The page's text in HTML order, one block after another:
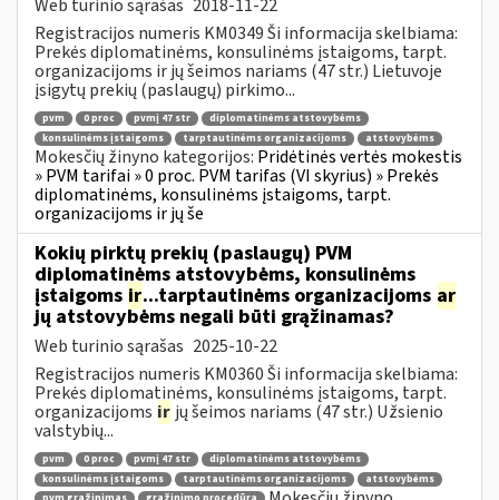
Web turinio sąrašas 2018-11-22
Registracijos numeris KM0349 Ši informacija skelbiama:
Prekės diplomatinėms, konsulinėms įstaigoms, tarpt.
organizacijoms ir jų šeimos nariams (47 str.) Lietuvoje
įsigytų prekių (paslaugų) pirkimo...
pvm 0 proc pvmį 47 str
diplomatinėms atstovybėms
konsulinėms įstaigoms
tarptautinėms organizacijoms atstovybėms
Mokesčių žinyno kategorijos: Pridėtinės vertės mokestis
» PVM tarifai » 0 proc. PVM tarifas (VI skyrius) » Prekės
diplomatinėms, konsulinėms įstaigoms, tarpt.
organizacijoms ir jų še
Kokių pirktų prekių (paslaugų) PVM
diplomatinėms atstovybėms, konsulinėms
įstaigoms ir...tarptautinėms organizacijoms ar
jų atstovybėms negali būti grąžinamas?
Web turinio sąrašas 2025-10-22
Registracijos numeris KM0360 Ši informacija skelbiama:
Prekės diplomatinėms, konsulinėms įstaigoms, tarpt.
organizacijoms ir jų šeimos nariams (47 str.) Užsienio
valstybių...
pvm 0 proc pvmį 47 str
diplomatinėms atstovybėms
konsulinėms įstaigoms
tarptautinėms organizacijoms
atstovybėms